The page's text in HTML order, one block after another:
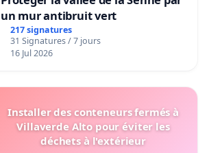
un mur antibruit vert
217 signatures
31 Signatures / 7 jours
16 Jul 2026
Installer des conteneurs fermés à
Villaverde Alto pour éviter les
déchets à l'extérieur